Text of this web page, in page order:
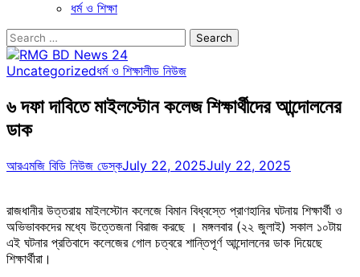
ধর্ম ও শিক্ষা
Search
for:
Uncategorizedধর্ম ও শিক্ষালীড নিউজ
৬ দফা দাবিতে মাইলস্টোন কলেজ শিক্ষার্থীদের আন্দোলনের
ডাক
আরএমজি বিডি নিউজ ডেস্কJuly 22, 2025July 22, 2025
রাজধানীর উত্তরায় মাইলস্টোন কলেজে বিমান বিধ্বস্তে প্রাণহানির ঘটনায় শিক্ষার্থী ও
অভিভাবকদের মধ্যে উত্তেজনা বিরাজ করছে । মঙ্গলবার (২২ জুলাই) সকাল ১০টায়
এই ঘটনার প্রতিবাদে কলেজের গোল চত্বরে শান্তিপূর্ণ আন্দোলনের ডাক দিয়েছে
শিক্ষার্থীরা।